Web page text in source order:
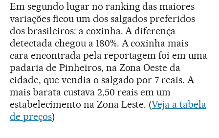
Em segundo lugar no ranking das maiores
variações ficou um dos salgados preferidos
dos brasileiros: a coxinha. A diferença
detectada chegou a 180%. A coxinha mais
cara encontrada pela reportagem foi em uma
padaria de Pinheiros, na Zona Oeste da
cidade, que vendia o salgado por 7 reais. A
mais barata custava 2,50 reais em um
estabelecimento na Zona Leste. (Veja a tabela
de preços)